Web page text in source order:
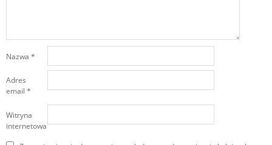
Nazwa *
Adres
email *
Witryna
internetowa